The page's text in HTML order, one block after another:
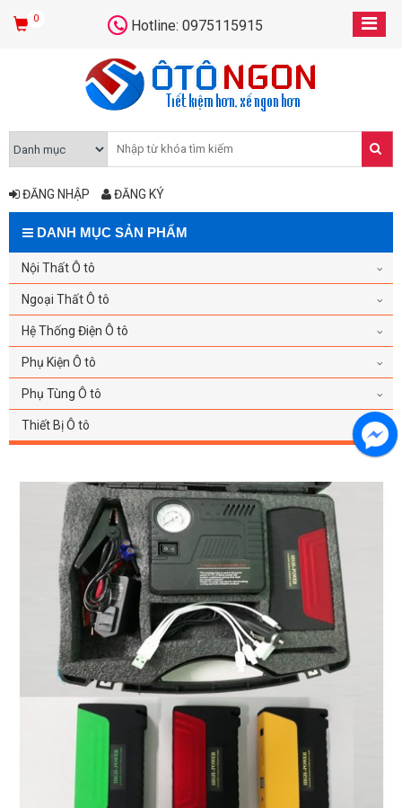
0 Hotline: 0975115915
ĐĂNG NHẬP ĐĂNG KÝ
DANH MỤC SẢN PHẨM
Nội Thất Ô tô
Ngoại Thất Ô tô
Hệ Thống Điện Ô tô
Phụ Kiện Ô tô
Phụ Tùng Ô tô
Thiết Bị Ô tô